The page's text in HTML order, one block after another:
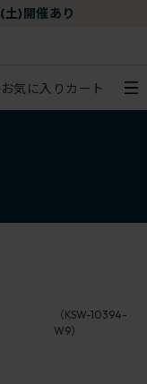
(土)開催あり
お気に入り カート
（KSW-10394-
W9）